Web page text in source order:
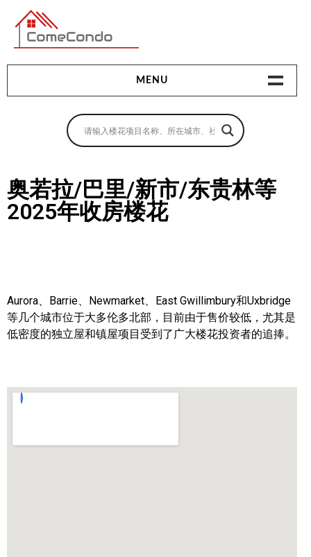
多伦多最新最全的楼花搜索引擎
MENU
地产相关
买房指南
卖房指南
查询房源
帮您卖房
奥若拉/巴里/新市/东贵林等
2025年收房楼花
Aurora、Barrie、Newmarket、East Gwillimbury和Uxbridge
等几个城市位于大多伦多北部，目前由于售价较低，尤其是
低密度的独立屋和镇屋项目受到了广大楼花投资者的追捧。